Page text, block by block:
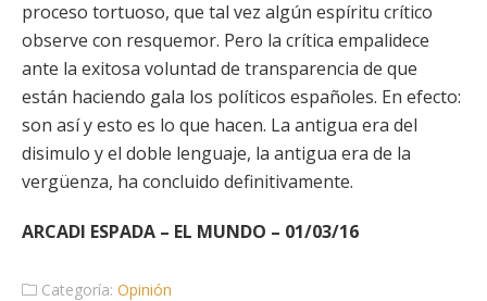
proceso tortuoso, que tal vez algún espíritu crítico
observe con resquemor. Pero la crítica empalidece
ante la exitosa voluntad de transparencia de que
están haciendo gala los políticos españoles. En efecto:
son así y esto es lo que hacen. La antigua era del
disimulo y el doble lenguaje, la antigua era de la
vergüenza, ha concluido definitivamente.
ARCADI ESPADA – EL MUNDO – 01/03/16
Categoría: Opinión